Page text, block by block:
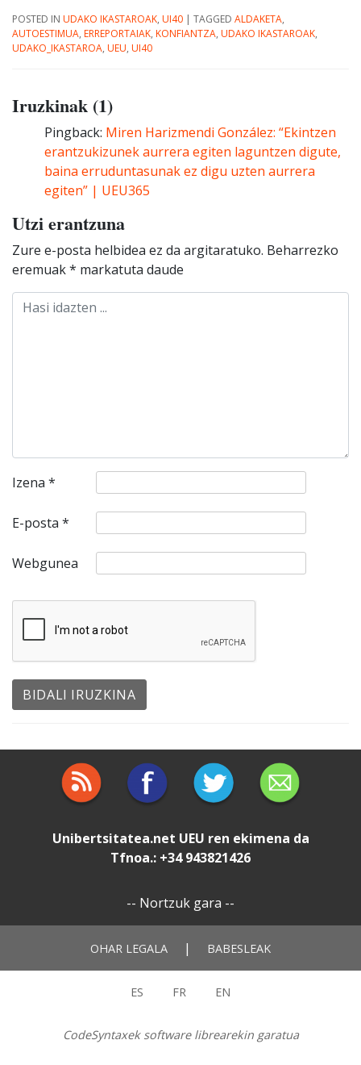
POSTED IN UDAKO IKASTAROAK, UI40 | TAGGED ALDAKETA,
AUTOESTIMUA, ERREPORTAIAK, KONFIANTZA, UDAKO IKASTAROAK,
UDAKO_IKASTAROA, UEU, UI40
Iruzkinak (1)
Pingback: Miren Harizmendi González: “Ekintzen
erantzukizunek aurrera egiten laguntzen digute,
baina erruduntasunak ez digu uzten aurrera
egiten” | UEU365
Utzi erantzuna
Zure e-posta helbidea ez da argitaratuko. Beharrezko
eremuak* markatuta daude
Izena *
E-posta *
Webgunea
Unibertsitatea.net UEU ren ekimena da
Tfnoa.: +34 943821426
-- Nortzuk gara --
OHAR LEGALA | BABESLEAK
ES FR EN
CodeSyntaxek software librearekin garatua